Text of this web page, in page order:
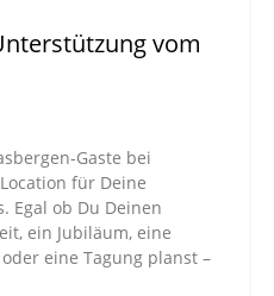
vom
Gaste bei
für Deine
Egal ob Du Deinen
ein Jubiläum, eine
eine Tagung planst –